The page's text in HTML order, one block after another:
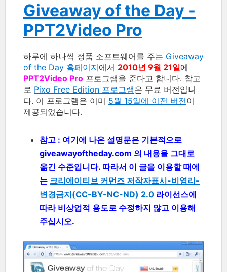
Giveaway of the Day -
PPT2Video Pro
하루에 하나씩 정품 소프트웨어를 주는 Giveaway
of the Day 홈페이지에서 2010년 9월 21일에
PPT2Video Pro 프로그램을 준다고 합니다. 참고
로 Pixo Free Edition 프로그램은 무료 버전입니
다. 이 프로그램은 이미 5월 15일에 이전 버전이
제공되었습니다.
참고 : 여기에 나온 설명문은 기본적으로
giveawayoftheday.com 의 내용을 그대로
옮긴 수준입니다. 따라서 이 글을 이용할 때에
는 크리에이티브 커먼즈 저작자표시-비영리-
변경금지(CC-BY-NC-ND) 2.0 라이선스에
따라 비상업적 용도로 수정하지 않고 이용해
주십시오.